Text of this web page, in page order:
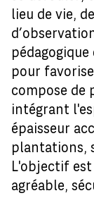
lieu de vie,
pour
compose de
intégrant
épaisseur
plantations,
L'objectif est
agréable,